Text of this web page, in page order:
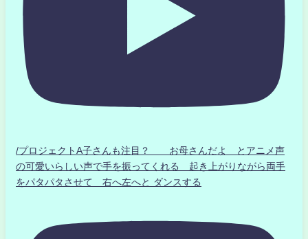
/プロジェクトA子さんも注目？ お母さんだよ とアニメ声
の可愛いらしい声で手を振ってくれる 起き上がりながら両手
をパタパタさせて 右へ左へと ダンスする